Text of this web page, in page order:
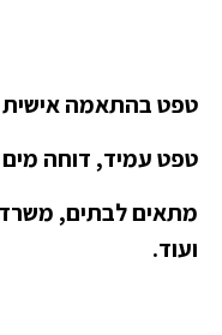
טפט בהתאמה אישית
טפט עמיד, דוחה מים
מתאים לבתים,
ועוד.